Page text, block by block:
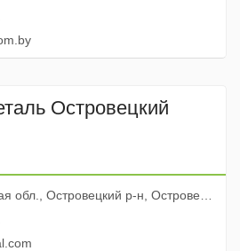
Островецкий
р-н, Островец г., ул. Набережная, 13